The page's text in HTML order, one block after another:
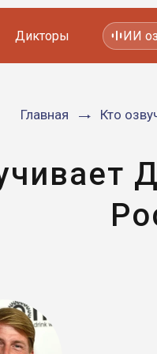
Мультфильмов
Дикторы ИИ
Главная Кто